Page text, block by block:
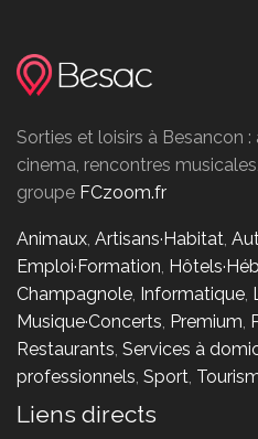
Sorties et loisirs à Besancon :
cinema, rencontres
groupe FCzoom.fr
Animaux, Artisans·Habitat,
Emploi·Formation,
Champagnole, Informatique,
Musique·Concerts, Premium,
Restaurants, Services à
professionnels, Sport,
Liens directs